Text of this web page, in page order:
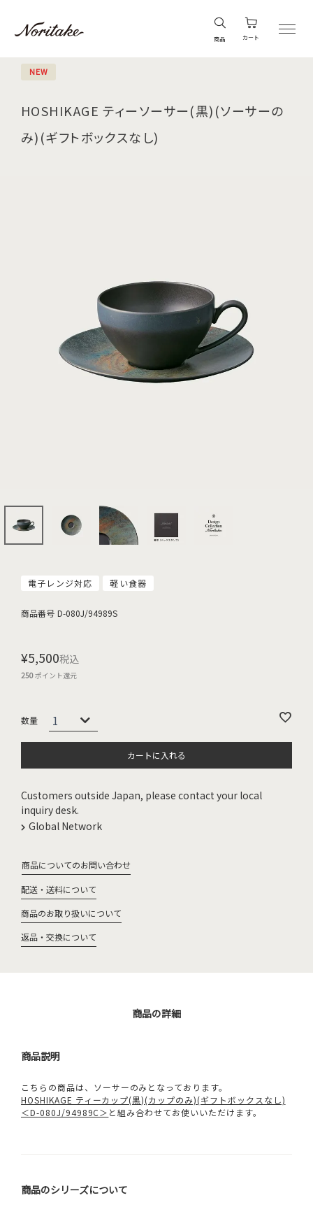
商品 カート
NEW
HOSHIKAGE ティーソーサー(黒)(ソーサーの
み)(ギフトボックスなし)
電子レンジ対応 軽い食器
商品番号 D-080J/94989S
¥5,500税込
250ポイント還元
カートに入れる
Customers outside Japan, please contact your local
inquiry desk.
Global Network
商品についてのお問い合わせ
配送・送料について
商品のお取り扱いについて
返品・交換について
商品の詳細
商品説明
こちらの商品は、ソーサーのみとなっております。
HOSHIKAGE ティーカップ(黒)(カップのみ)(ギフトボックスなし)
＜D-080J/94989C＞ と組み合わせてお使いいただけます。
商品のシリーズについて